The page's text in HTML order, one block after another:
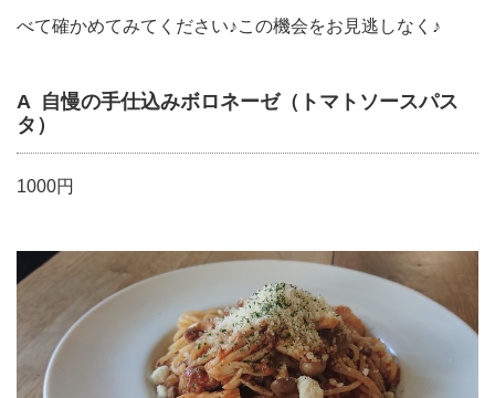
べて確かめてみてください♪この機会をお見逃しなく♪
A 自慢の手仕込みボロネーゼ（トマトソースパス
タ）
1000円